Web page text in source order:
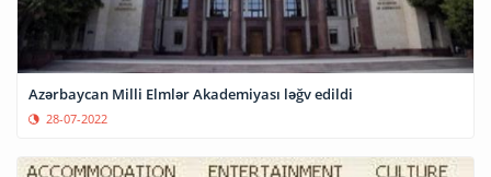
Azərbaycan Milli Elmlər Akademiyası ləğv edildi
28-07-2022